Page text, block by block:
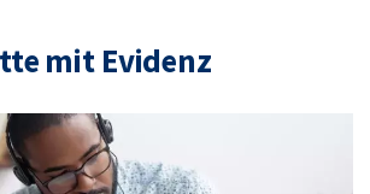
mit Evidenz